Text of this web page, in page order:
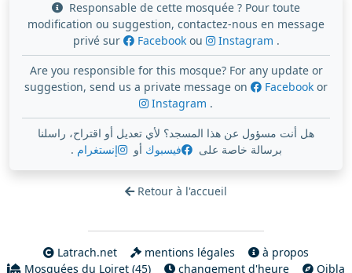
Responsable de cette mosquée ? Pour toute
modification ou suggestion, contactez-nous en message
privé sur
Facebook ou Instagram .
Are you responsible for this mosque? For any update or
suggestion, send us a private message on
Facebook or
Instagram .
هل أنت مسؤول عن هذا المسجد؟ لأي تعديل أو اقتراح، راسلنا
برسالة خاصة على
فيسبوك أو إنستغرام .
Retour à l'accueil
Latrach.net mentions légales
à propos
Mosquées du Loiret (45)
changement d'heure Qibla